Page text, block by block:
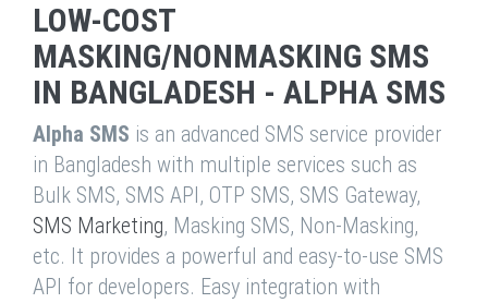
LOW-COST
MASKING/NONMASKING SMS
IN BANGLADESH - ALPHA SMS
Alpha SMS is an advanced SMS service provider
in Bangladesh with multiple services such as
Bulk SMS, SMS API, OTP SMS, SMS Gateway,
SMS Marketing, Masking SMS, Non-Masking,
etc. It provides a powerful and easy-to-use SMS
API for developers. Easy integration with